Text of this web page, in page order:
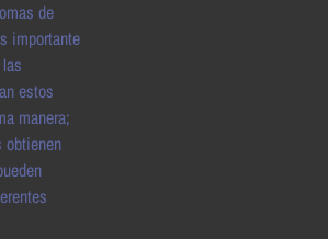
de
importante
estos
manera;
obtienen